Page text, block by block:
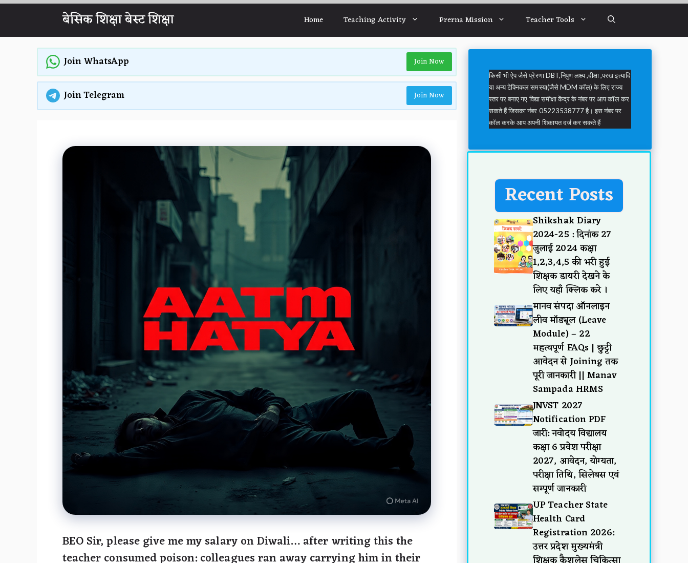
बेसिक शिक्षा बेस्ट शिक्षा Home Teaching Activity Prerna Mission Teacher Tools
Join WhatsApp Join Now
Join Telegram Join Now
BEO Sir, please give me my salary on Diwali… after writing this the
teacher consumed poison: colleagues ran away carrying him in their
किसी भी ऐप जैसे प्रेरणा DBT,निपुण लक्ष्य ,दीक्षा ,परख इत्यादि
या अन्य टेक्निकल समस्या(जैसे MDM कॉल) के लिए राज्य
स्तर पर बनाए गए विद्या समीक्षा केंद्र के नंबर पर आप कॉल कर
सकते हैं जिसका नंबर 05223538777 है। इस नंबर पर
कॉल करके आप अपनी शिकायत दर्ज कर सकते हैं
Recent Posts
Shikshak Diary
2024-25 : दिनांक 27
जुलाई 2024 कक्षा
1,2,3,4,5 की भरी हुई
शिक्षक डायरी देखने के
लिए यहाँ क्लिक करे ।
मानव संपदा ऑनलाइन
लीव मॉड्यूल (Leave
Module) – 22
महत्वपूर्ण FAQs | छुट्टी
आवेदन से Joining तक
पूरी जानकारी || Manav
Sampada HRMS
JNVST 2027
Notification PDF
जारी: नवोदय विद्यालय
कक्षा 6 प्रवेश परीक्षा
2027, आवेदन, योग्यता,
परीक्षा तिथि, सिलेबस एवं
सम्पूर्ण जानकारी
UP Teacher State
Health Card
Registration 2026:
उत्तर प्रदेश मुख्यमंत्री